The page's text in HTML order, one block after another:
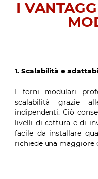
I
1. Scalabilità e
I forni modulari
scalabilità grazie
indipendenti. Ciò
livelli di cottura e di
facile da installare
richiede una maggiore